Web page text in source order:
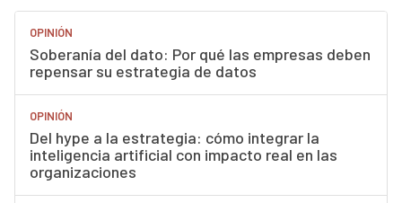
OPINIÓN
Soberanía del dato: Por qué las empresas deben
repensar su estrategia de datos
OPINIÓN
Del hype a la estrategia: cómo integrar la
inteligencia artificial con impacto real en las
organizaciones